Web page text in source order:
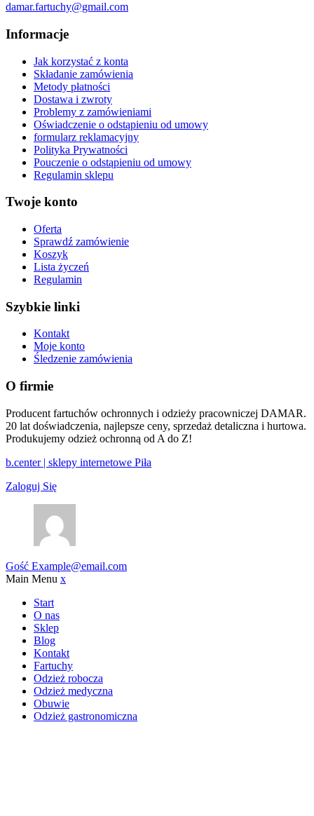
damar.fartuchy@gmail.com
Informacje
Jak korzystać z konta
Składanie zamówienia
Metody płatności
Dostawa i zwroty
Problemy z zamówieniami
Oświadczenie o odstąpieniu od umowy
formularz reklamacyjny
Polityka Prywatności
Pouczenie o odstąpieniu od umowy
Regulamin sklepu
Twoje konto
Oferta
Sprawdź zamówienie
Koszyk
Lista życzeń
Regulamin
Szybkie linki
Kontakt
Moje konto
Śledzenie zamówienia
O firmie
Producent fartuchów ochronnych i odzieży pracowniczej DAMAR.
20 lat doświadczenia, najlepsze ceny, sprzedaż detaliczna i hurtowa.
Produkujemy odzież ochronną od A do Z!
b.center | sklepy internetowe Piła
Zaloguj Się
Gość Example@email.com
Main Menu x
Start
O nas
Sklep
Blog
Kontakt
Fartuchy
Odzież robocza
Odzież medyczna
Obuwie
Odzież gastronomiczna